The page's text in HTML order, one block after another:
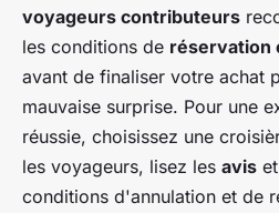
voyageurs contributeurs
les conditions de réservation
avant de finaliser votre achat
mauvaise surprise. Pour une
réussie, choisissez une
les voyageurs, lisez les avis
conditions d'annulation et de